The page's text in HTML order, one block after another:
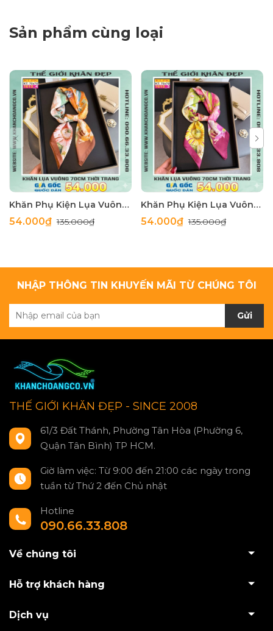
Sản phẩm cùng loại
Khăn Phụ Kiện Lụa Vuông 70cm - Thế Giới Khăn Đẹp C1062_4
54.000₫135.000₫
Khăn Phụ Kiện Lụa Vuông 70cm - Thế Giới Khăn Đẹp C1062_3
54.000₫135.000₫
NHẬP THÔNG TIN KHUYẾN MÃI TỪ CHÚNG TÔI
Gửi
THẾ GIỚI KHĂN ĐẸP - SINCE 2008
61/3 Đất Thánh, Phường Tân Hòa (Phường 6,
Quận Tân Bình) TP HCM.
Giờ làm việc: Từ 9:00 đến 21:00 các ngày trong
tuần từ Thứ 2 đến Chủ nhật
Hotline
090.66.33.808
Về chúng tôi
Hỗ trợ khách hàng
Dịch vụ